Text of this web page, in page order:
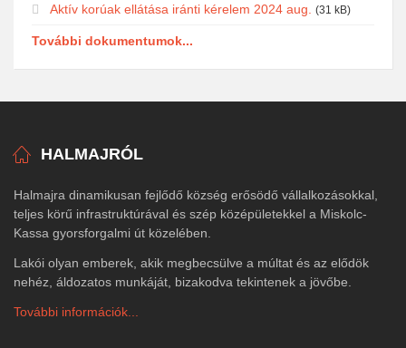
Aktív korúak ellátása iránti kérelem 2024 aug. (31 kB)
További dokumentumok...
HALMAJRÓL
Halmajra dinamikusan fejlődő község erősödő vállalkozásokkal,
teljes körű infrastruktúrával és szép középületekkel a Miskolc-
Kassa gyorsforgalmi út közelében.
Lakói olyan emberek, akik megbecsülve a múltat és az elődök
nehéz, áldozatos munkáját, bizakodva tekintenek a jövőbe.
További információk...